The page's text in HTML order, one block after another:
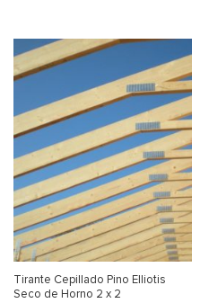
Tirante Cepillado Pino Elliotis
Seco de Horno 2 x 2